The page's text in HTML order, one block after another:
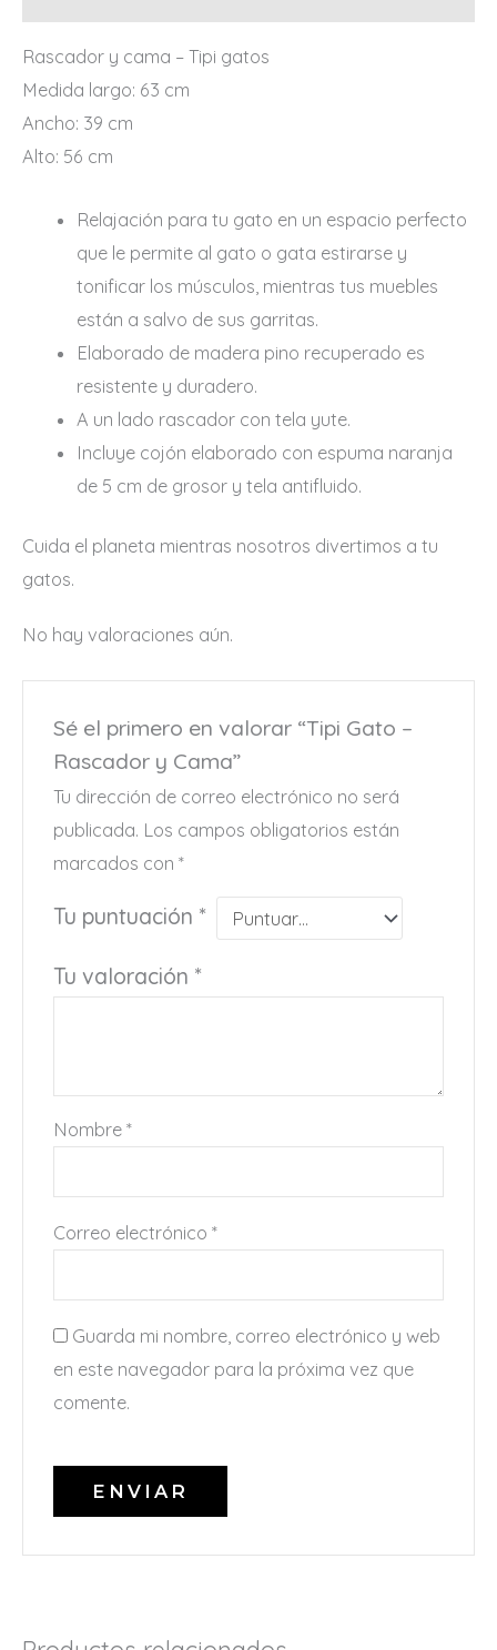
Rascador y cama – Tipi gatos
Medida largo: 63 cm
Ancho: 39 cm
Alto: 56 cm
Relajación para tu gato en un espacio perfecto
que le permite al gato o gata estirarse y
tonificar los músculos, mientras tus muebles
están a salvo de sus garritas.
Elaborado de madera pino recuperado es
resistente y duradero.
A un lado rascador con tela yute.
Incluye cojón elaborado con espuma naranja
de 5 cm de grosor y tela antifluido.
Cuida el planeta mientras nosotros divertimos a tu
gatos.
No hay valoraciones aún.
Sé el primero en valorar “Tipi Gato –
Rascador y Cama”
Tu dirección de correo electrónico no será
publicada. Los campos obligatorios están
marcados con*
Tu puntuación *
Tu valoración *
Nombre*
Correo electrónico*
Guarda mi nombre, correo electrónico y web
en este navegador para la próxima vez que
comente.